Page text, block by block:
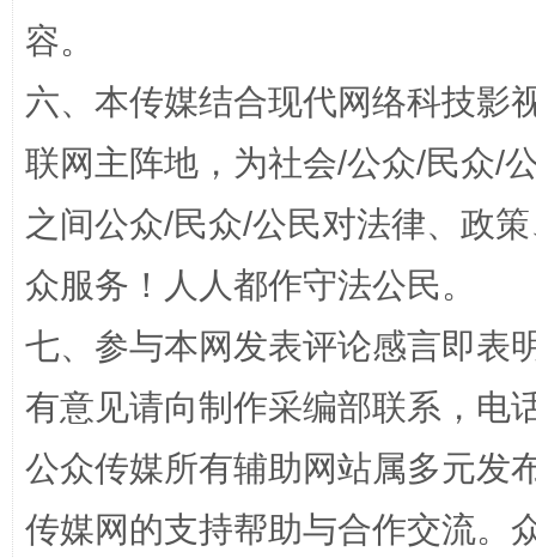
在谋一域中谋全局
今
习近平的博鳌关键词
容。
六、本传媒结合现代网络科技影
联网主阵地，为社会/公众/民众/
之间公众/民众/公民对法律、政
众服务！人人都作守法公民。
七、参与本网发表评论感言即表
有意见请向制作采编部联系，电
公众传媒所有辅助网站属多元发
传媒网的支持帮助与合作交流。